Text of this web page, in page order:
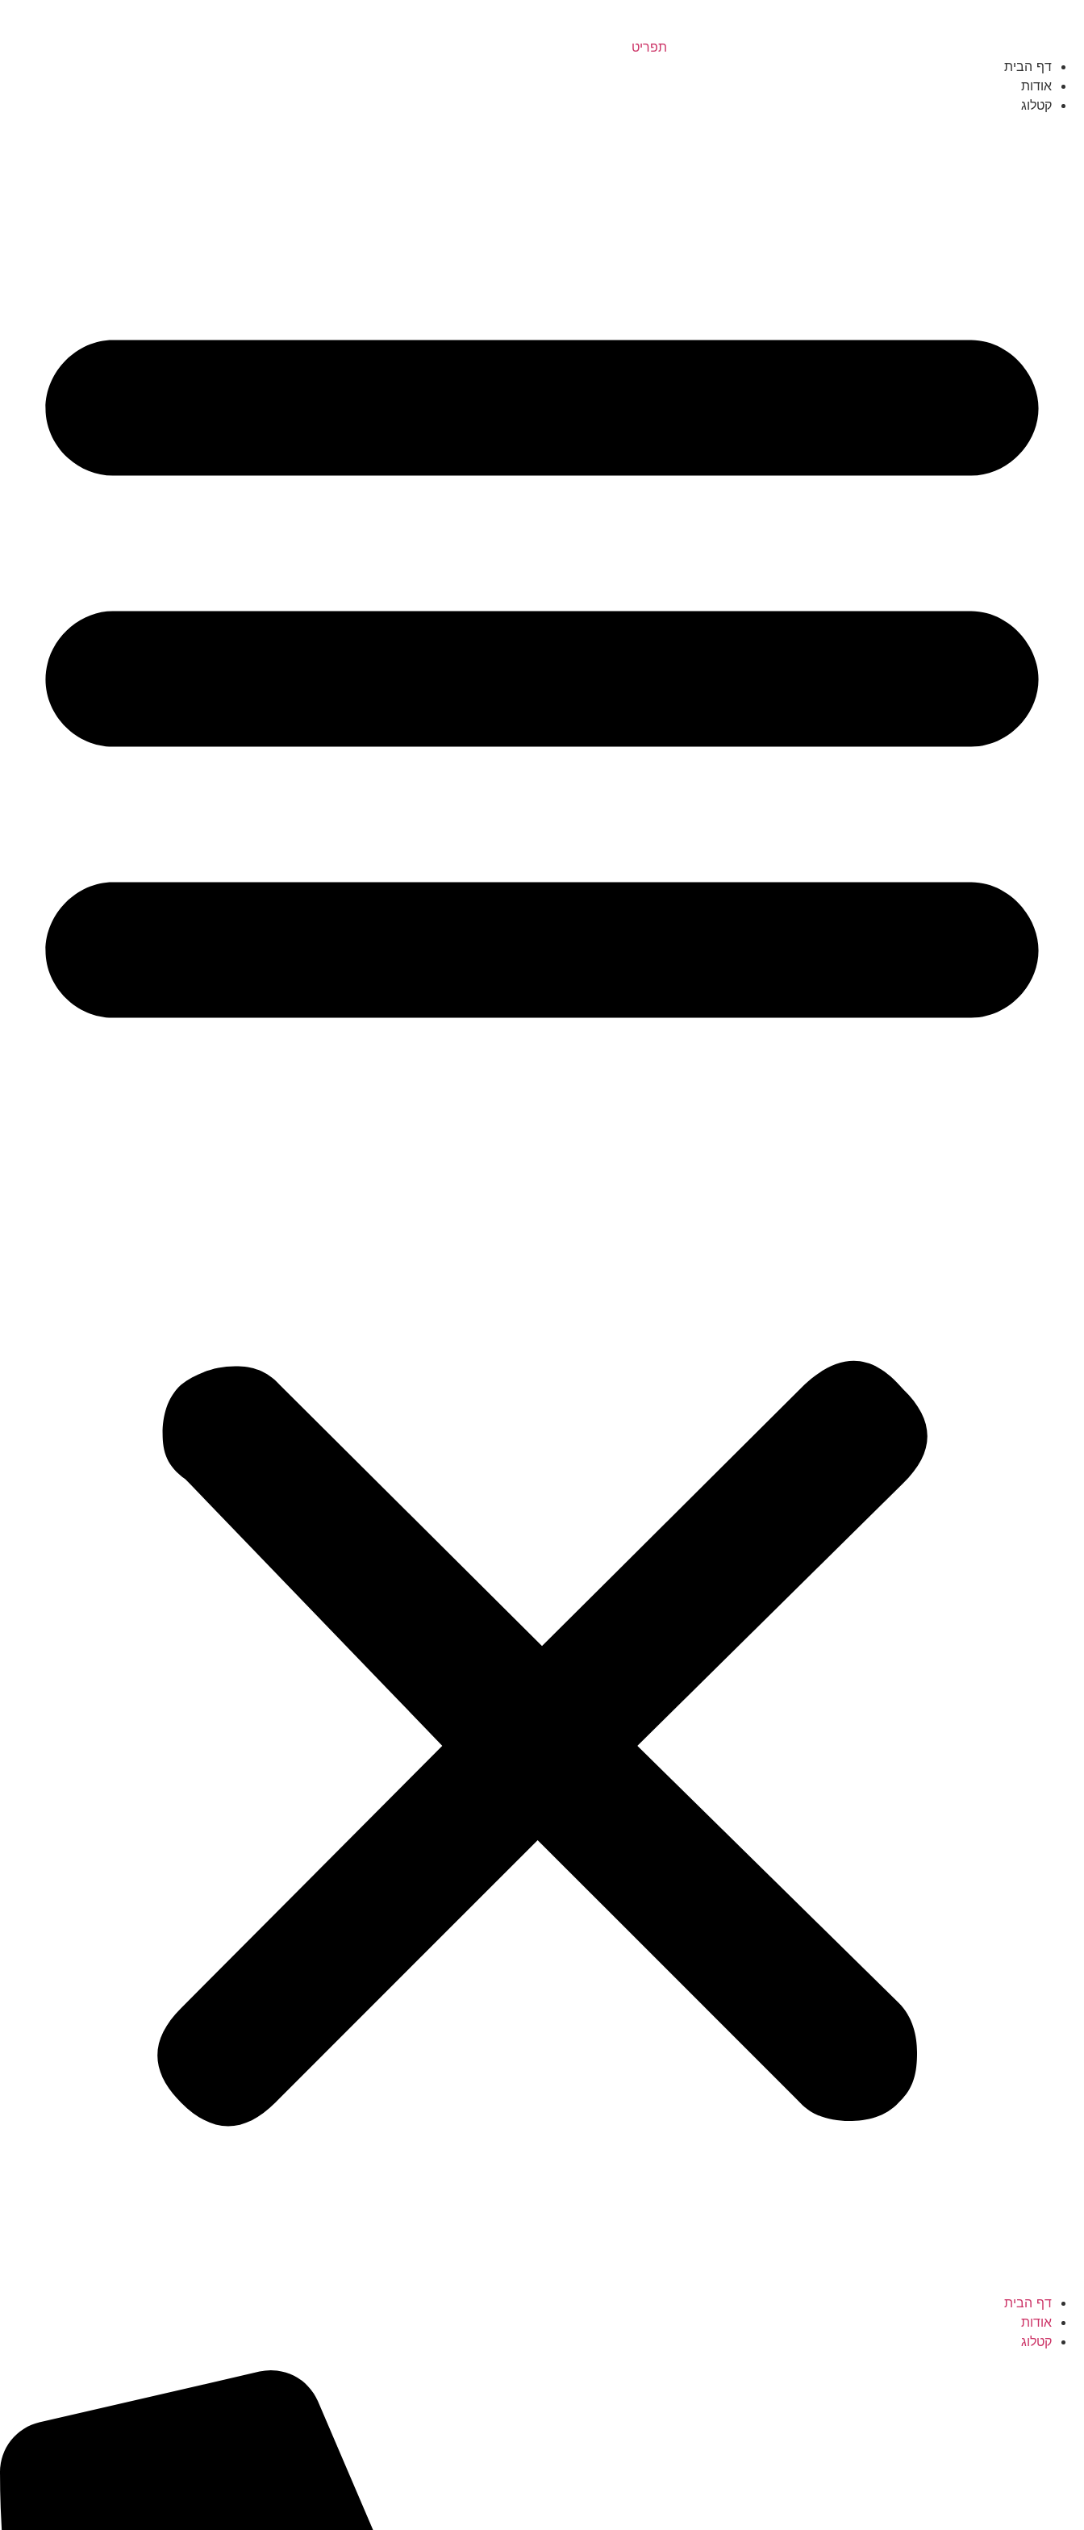
תפריט
דף הבית
אודות
קטלוג
דף הבית
אודות
קטלוג